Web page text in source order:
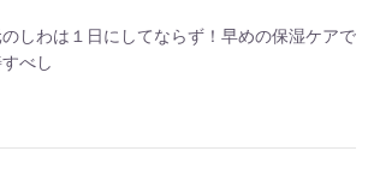
のしわは１日にしてならず！早めの保湿ケアで
べし